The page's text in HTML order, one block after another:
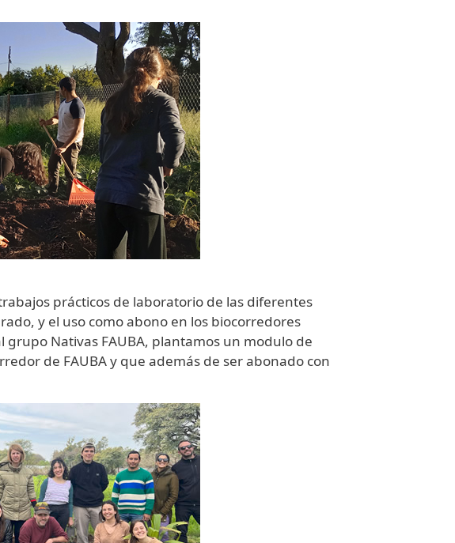
prácticos de laboratorio de las diferentes
y el uso como abono en los biocorredores
Nativas FAUBA, plantamos un modulo de
de FAUBA y que además de ser abonado con